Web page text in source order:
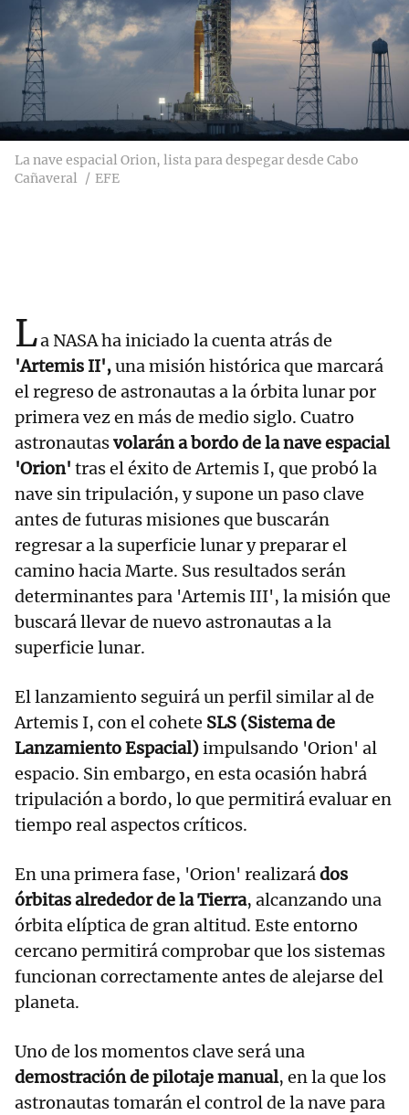
La nave espacial Orion, lista para despegar desde Cabo
Cañaveral
EFE
La NASA ha iniciado la cuenta atrás de
'Artemis II',una misión histórica que marcará
el regreso de astronautas a la órbita lunar por
primera vez en más de medio siglo. Cuatro
astronautasvolarán a bordo de la nave espacial
'Orion' tras el éxito de Artemis I, que probó la
nave sin tripulación, y supone un paso clave
antes de futuras misiones que buscarán
regresar a la superficie lunar y preparar el
camino hacia Marte. Sus resultados serán
determinantes para 'Artemis III', la misión que
buscará llevar de nuevo astronautas a la
superficie lunar.
El lanzamiento seguirá un perfil similar al de
Artemis I, con el cohete SLS (Sistema de
Lanzamiento Espacial)impulsando 'Orion' al
espacio. Sin embargo, en esta ocasión habrá
tripulación a bordo, lo que permitirá evaluar en
tiempo real aspectos críticos.
En una primera fase, 'Orion' realizarádos
órbitas alrededor de la Tierra, alcanzando una
órbita elíptica de gran altitud. Este entorno
cercano permitirá comprobar que los sistemas
funcionan correctamente antes de alejarse del
planeta.
Uno de los momentos clave será una
demostración de pilotaje manual, en la que los
astronautas tomarán el control de la nave para